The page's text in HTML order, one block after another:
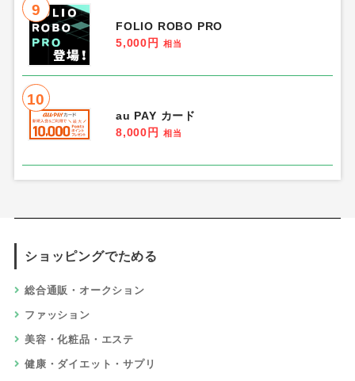
9
FOLIO ROBO PRO
5,000円
相当
10
au PAY カード
8,000円
相当
ショッピングでためる
総合通販・オークション
ファッション
美容・化粧品・エステ
健康・ダイエット・サプリ